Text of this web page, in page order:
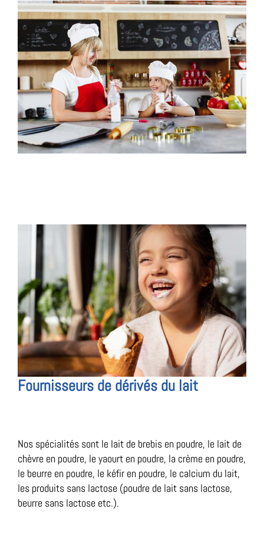
Fournisseurs de dérivés du lait
Nos spécialités sont le lait de brebis en poudre, le lait de
chèvre en poudre, le yaourt en poudre, la crème en poudre,
le beurre en poudre, le kéfir en poudre, le calcium du lait,
les produits sans lactose (poudre de lait sans lactose,
beurre sans lactose etc.).